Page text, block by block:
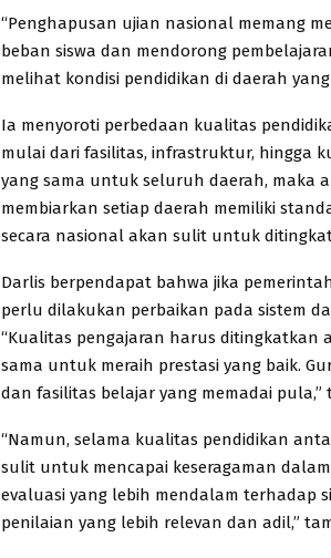
“Penghapusan ujian nasional memang
beban siswa dan mendorong
melihat kondisi pendidikan di daerah
Ia menyoroti perbedaan kualitas
mulai dari fasilitas, infrastruktur, hingga
yang sama untuk seluruh daerah, maka
membiarkan setiap daerah memiliki
secara nasional akan sulit untuk
Darlis berpendapat bahwa jika
perlu dilakukan perbaikan pada sistem
“Kualitas pengajaran harus ditingkatkan
sama untuk meraih prestasi yang baik.
dan fasilitas belajar yang memadai pula,”
“Namun, selama kualitas pendidikan
sulit untuk mencapai keseragaman
evaluasi yang lebih mendalam terhadap
penilaian yang lebih relevan dan adil,”